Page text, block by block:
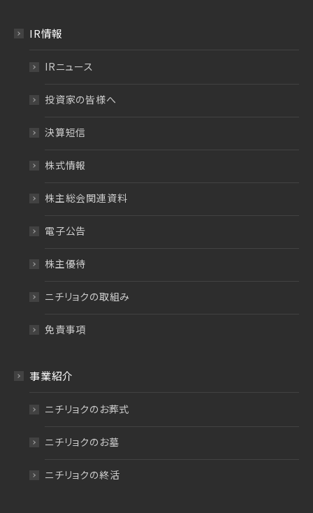
IR情報
IRニュース
投資家の皆様へ
決算短信
株式情報
株主総会関連資料
電子公告
株主優待
ニチリョクの取組み
免責事項
事業紹介
ニチリョクのお葬式
ニチリョクのお墓
ニチリョクの終活